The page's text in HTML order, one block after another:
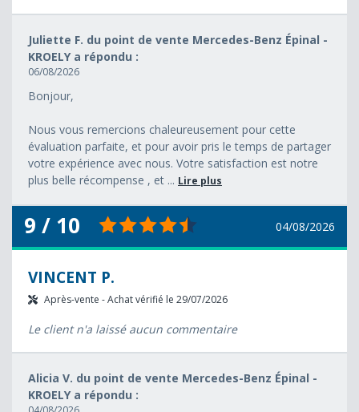
Juliette F. du point de vente Mercedes-Benz Épinal -
KROELY a répondu :
06/08/2026
Bonjour,
Nous vous remercions chaleureusement pour cette
évaluation parfaite, et pour avoir pris le temps de partager
votre expérience avec nous. Votre satisfaction est notre
plus belle récompense , et ... Lire plus
9 / 10 04/08/2026
VINCENT P.
Après-vente - Achat vérifié le 29/07/2026
Le client n'a laissé aucun commentaire
Alicia V. du point de vente Mercedes-Benz Épinal -
KROELY a répondu :